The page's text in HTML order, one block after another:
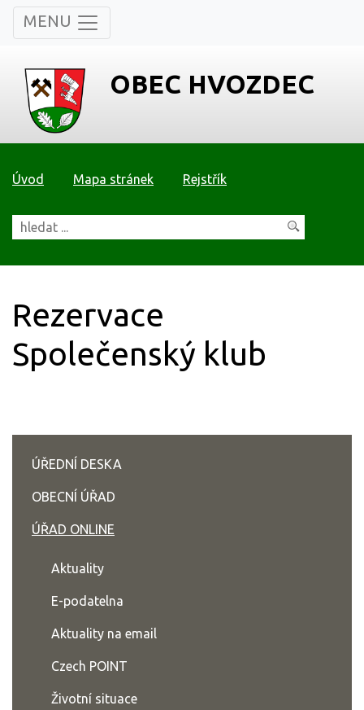
MENU
OBEC HVOZDEC
Úvod Mapa stránek Rejstřík
Rezervace
Společenský klub
ÚŘEDNÍ DESKA
OBECNÍ ÚŘAD
ÚŘAD ONLINE
Aktuality
E-podatelna
Aktuality na email
Czech POINT
Životní situace